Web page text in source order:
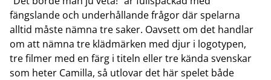
fängslande och underhållande frågor där spelarna
alltid måste nämna tre saker. Oavsett om det handlar
om att nämna tre klädmärken med djur i logotypen,
tre filmer med en färg i titeln eller tre kända svenskar
som heter Camilla, så utlovar det här spelet både